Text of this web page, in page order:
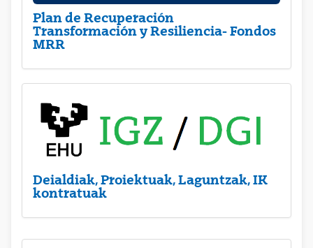
Plan de Recuperación
Transformación y Resiliencia- Fondos
MRR
Deialdiak, Proiektuak, Laguntzak, IK
kontratuak